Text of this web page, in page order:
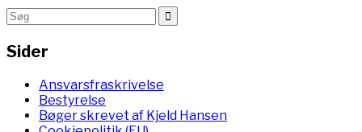
Sider
Ansvarsfraskrivelse
Bestyrelse
Bøger skrevet af Kjeld Hansen